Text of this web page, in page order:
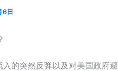
6日
的突然反弹以及对美国政府